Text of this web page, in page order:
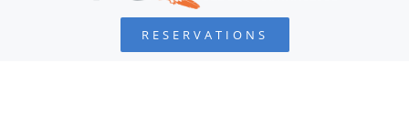
RESERVATIONS